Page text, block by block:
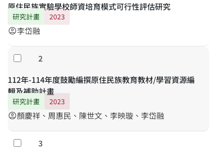
原住民族實驗學校師資培育模式可行性評估研究
研究計畫 2023
account_circle李岱融
勾選
2
112年-114年度鼓勵編撰原住民族教育教材/學習資源編
輯及補助計畫
研究計畫 2023
account_circle顏慶祥、周惠民、陳世文、李映璇、李岱融
勾選
3